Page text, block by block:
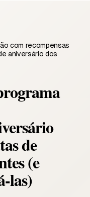
com recompensas
aniversário dos
de
(e
las)